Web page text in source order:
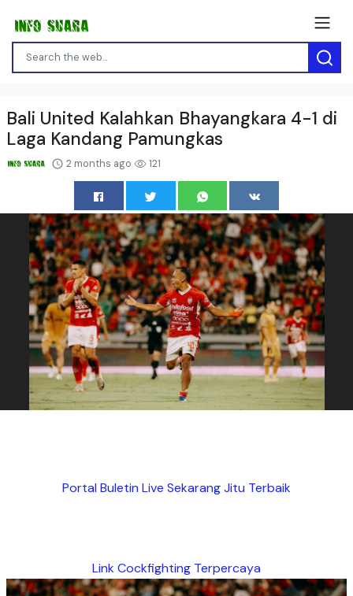
Bali United Kalahkan Bhayangkara 4-1 di
Laga Kandang Pamungkas
2 months ago 121
Portal Buletin Live Sekarang Jitu Terbaik
Link Cockfighting Terpercaya